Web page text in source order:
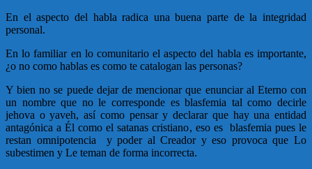
En el aspecto del habla radica una buena parte de la integridad
personal.
En lo familiar en lo comunitario el aspecto del habla es importante,
¿o no como hablas es como te catalogan las personas?
Y bien no se puede dejar de mencionar que enunciar al Eterno con
un nombre que no le corresponde es blasfemia tal como decirle
jehova o yaveh, así como pensar y declarar que hay una entidad
antagónica a Él como el satanas cristiano, eso es blasfemia pues le
restan omnipotencia y poder al Creador y eso provoca que Lo
subestimen y Le teman de forma incorrecta.